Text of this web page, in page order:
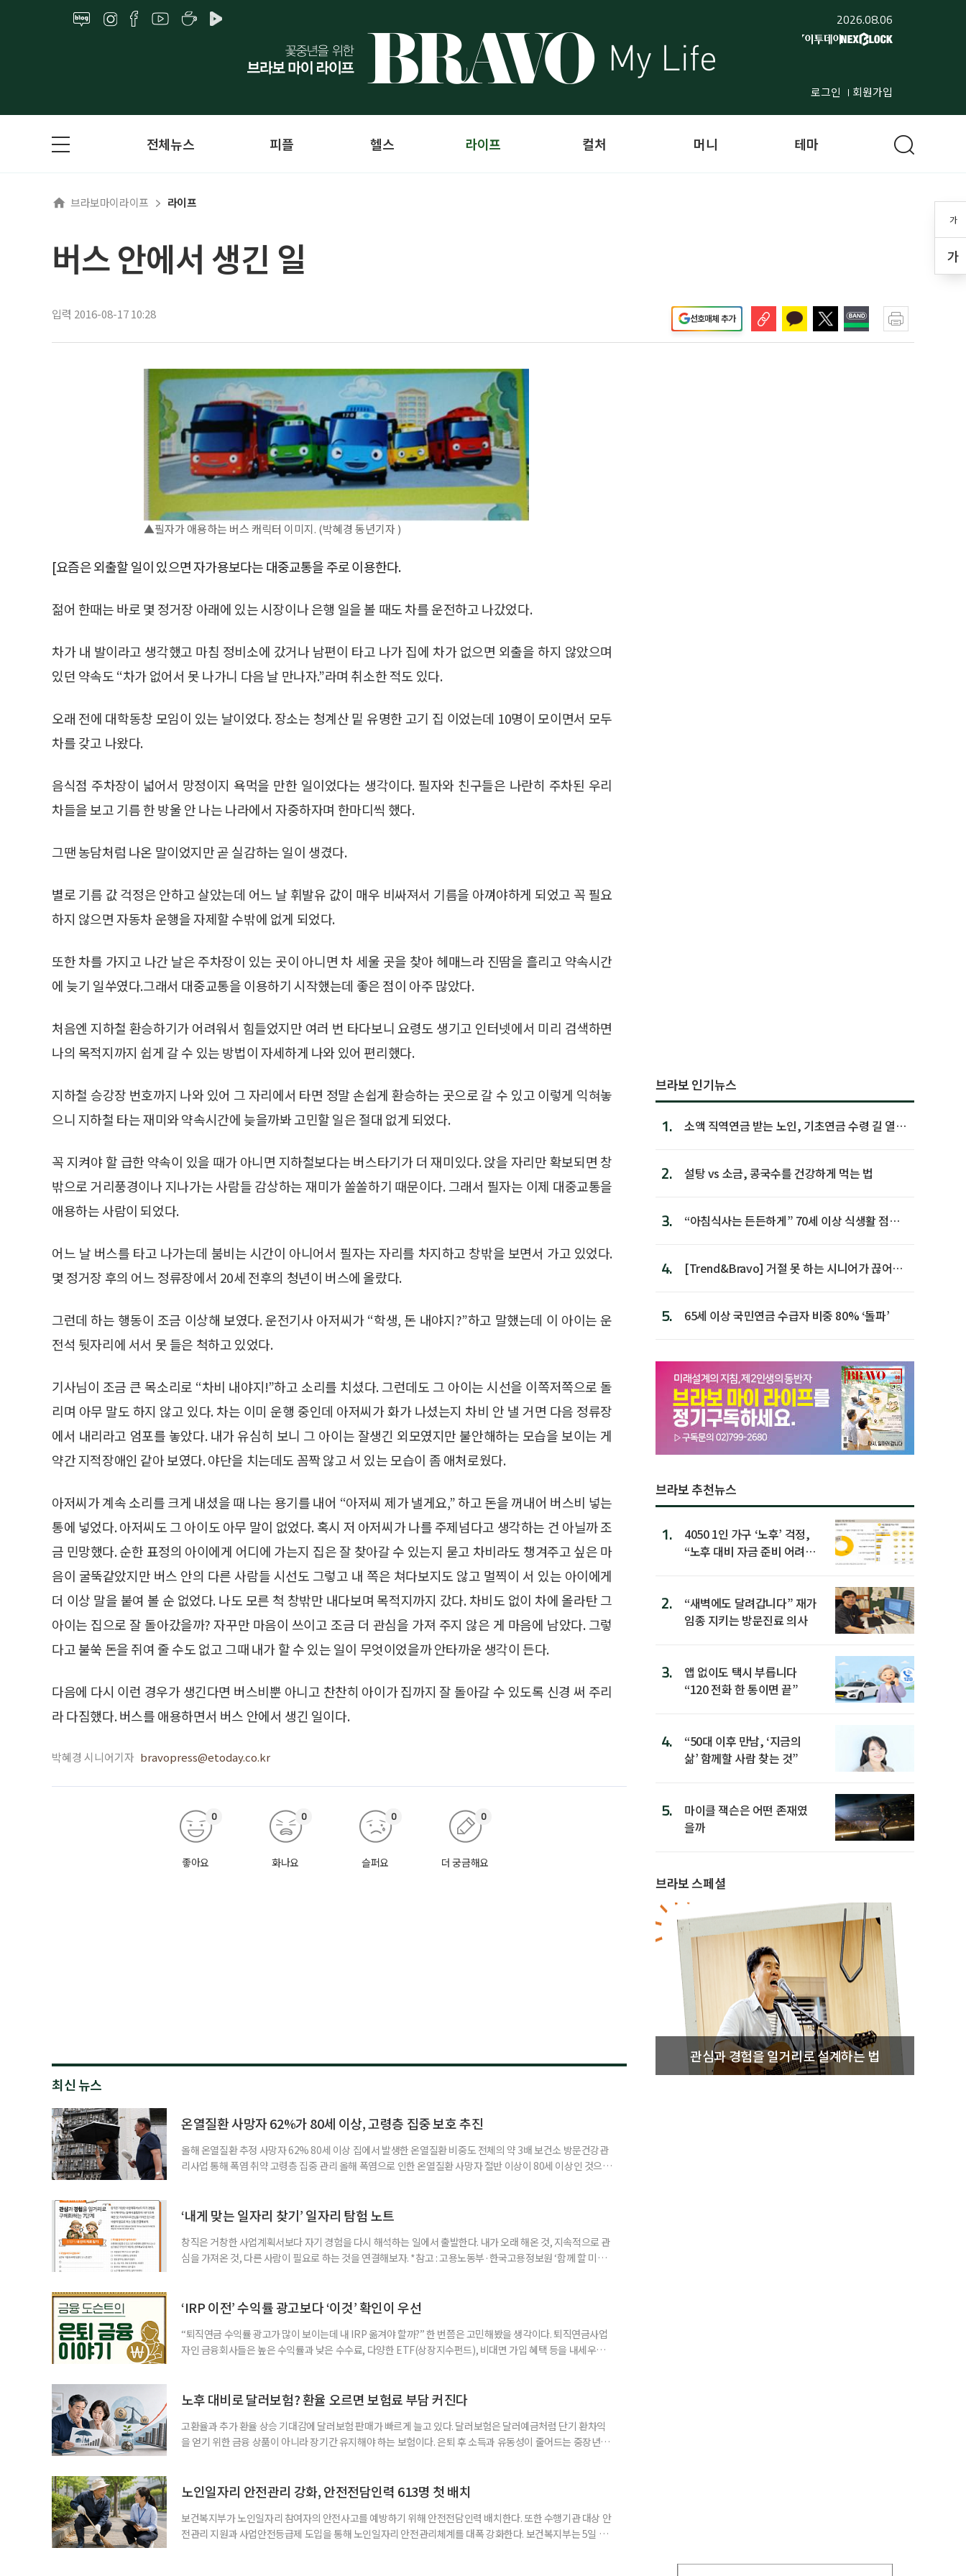
2026.08.06
로그인 회원가입
가
가
전체뉴스 피플 헬스 라이프 컬처 머니 테마
브라보마이라이프 라이프
버스 안에서 생긴 일
입력 2016-08-17 10:28 선호매체 추가
▲필자가 애용하는 버스 캐릭터 이미지. (박혜경 동년기자 )
[요즘은 외출할 일이 있으면 자가용보다는 대중교통을 주로 이용한다.
젊어 한때는 바로 몇 정거장 아래에 있는 시장이나 은행 일을 볼 때도 차를 운전하고 나갔었다.
차가 내 발이라고 생각했고 마침 정비소에 갔거나 남편이 타고 나가 집에 차가 없으면 외출을 하지 않았으며
있던 약속도 “차가 없어서 못 나가니 다음 날 만나자.”라며 취소한 적도 있다.
오래 전에 대학동창 모임이 있는 날이었다. 장소는 청계산 밑 유명한 고기 집 이었는데 10명이 모이면서 모두
차를 갖고 나왔다.
음식점 주차장이 넓어서 망정이지 욕먹을 만한 일이었다는 생각이다. 필자와 친구들은 나란히 주차된 우리
차들을 보고 기름 한 방울 안 나는 나라에서 자중하자며 한마디씩 했다.
그땐 농담처럼 나온 말이었지만 곧 실감하는 일이 생겼다.
별로 기름 값 걱정은 안하고 살았는데 어느 날 휘발유 값이 매우 비싸져서 기름을 아껴야하게 되었고 꼭 필요
하지 않으면 자동차 운행을 자제할 수밖에 없게 되었다.
또한 차를 가지고 나간 날은 주차장이 있는 곳이 아니면 차 세울 곳을 찾아 헤매느라 진땀을 흘리고 약속시간
에 늦기 일쑤였다.그래서 대중교통을 이용하기 시작했는데 좋은 점이 아주 많았다.
처음엔 지하철 환승하기가 어려워서 힘들었지만 여러 번 타다보니 요령도 생기고 인터넷에서 미리 검색하면
나의 목적지까지 쉽게 갈 수 있는 방법이 자세하게 나와 있어 편리했다.
지하철 승강장 번호까지 나와 있어 그 자리에서 타면 정말 손쉽게 환승하는 곳으로 갈 수 있고 이렇게 익혀놓
으니 지하철 타는 재미와 약속시간에 늦을까봐 고민할 일은 절대 없게 되었다.
꼭 지켜야 할 급한 약속이 있을 때가 아니면 지하철보다는 버스타기가 더 재미있다. 앉을 자리만 확보되면 창
밖으로 거리풍경이나 지나가는 사람들 감상하는 재미가 쏠쏠하기 때문이다. 그래서 필자는 이제 대중교통을
애용하는 사람이 되었다.
어느 날 버스를 타고 나가는데 붐비는 시간이 아니어서 필자는 자리를 차지하고 창밖을 보면서 가고 있었다.
몇 정거장 후의 어느 정류장에서 20세 전후의 청년이 버스에 올랐다.
그런데 하는 행동이 조금 이상해 보였다. 운전기사 아저씨가 “학생, 돈 내야지?”하고 말했는데 이 아이는 운
전석 뒷자리에 서서 못 들은 척하고 있었다.
기사님이 조금 큰 목소리로 “차비 내야지!”하고 소리를 치셨다. 그런데도 그 아이는 시선을 이쪽저쪽으로 돌
리며 아무 말도 하지 않고 있다. 차는 이미 운행 중인데 아저씨가 화가 나셨는지 차비 안 낼 거면 다음 정류장
에서 내리라고 엄포를 놓았다. 내가 유심히 보니 그 아이는 잘생긴 외모였지만 불안해하는 모습을 보이는 게
약간 지적장애인 같아 보였다. 야단을 치는데도 꼼짝 않고 서 있는 모습이 좀 애처로웠다.
아저씨가 계속 소리를 크게 내셨을 때 나는 용기를 내어 “아저씨 제가 낼게요,” 하고 돈을 꺼내어 버스비 넣는
통에 넣었다. 아저씨도 그 아이도 아무 말이 없었다. 혹시 저 아저씨가 나를 주제넘다고 생각하는 건 아닐까 조
금 민망했다. 순한 표정의 아이에게 어디에 가는지 집은 잘 찾아갈 수 있는지 묻고 차비라도 챙겨주고 싶은 마
음이 굴뚝같았지만 버스 안의 다른 사람들 시선도 그렇고 내 쪽은 쳐다보지도 않고 멀찍이 서 있는 아이에게
더 이상 말을 붙여 볼 순 없었다. 나도 모른 척 창밖만 내다보며 목적지까지 갔다. 차비도 없이 차에 올라탄 그
아이는 집으로 잘 돌아갔을까? 자꾸만 마음이 쓰이고 조금 더 관심을 가져 주지 않은 게 마음에 남았다. 그렇
다고 불쑥 돈을 쥐여 줄 수도 없고 그때 내가 할 수 있는 일이 무엇이었을까 안타까운 생각이 든다.
다음에 다시 이런 경우가 생긴다면 버스비뿐 아니고 찬찬히 아이가 집까지 잘 돌아갈 수 있도록 신경 써 주리
라 다짐했다. 버스를 애용하면서 버스 안에서 생긴 일이다.
박혜경 시니어기자 bravopress@etoday.co.kr
좋아요
0
화나요
0
슬퍼요
0
더 궁금해요
0
최신 뉴스
온열질환 사망자 62%가 80세 이상, 고령층 집중 보호 추진
올해 온열질환 추정 사망자 62% 80세 이상 집에서 발생한 온열질환 비중도 전체의 약 3배 보건소 방문건강관
리사업 통해 폭염 취약 고령층 집중 관리 올해 폭염으로 인한 온열질환 사망자 절반 이상이 80세 이상인 것으로
고령층은 825명(33.8%), 80세 이상은 300명(12.3%)으로 집계됐다. 연령별 환자 수
‘내게 맞는 일자리 찾기’ 일자리 탐험 노트
창직은 거창한 사업계획서보다 자기 경험을 다시 해석하는 일에서 출발한다. 내가 오래 해온 것, 지속적으로 관
심을 가져온 것, 다른 사람이 필요로 하는 것을 연결해보자. *참고 : 고용노동부·한국고용정보원 ‘함께 할 미래
2._______________ 3._______________ ▷ 그중 내가 직접 해볼 만
‘IRP 이전’ 수익률 광고보다 ‘이것’ 확인이 우선
“퇴직연금 수익률 광고가 많이 보이는데 내 IRP 옮겨야 할까?” 한 번쯤은 고민해봤을 생각이다. 퇴직연금사업
자인 금융회사들은 높은 수익률과 낮은 수수료, 다양한 ETF(상장지수펀드), 비대면 가입 혜택 등을 내세우며
사들이 내세우는 퇴직연금 수익률은 눈에 잘 들어온다. 하지만 수익률 숫자는 기준에 따라달라질 수 있다.
노후 대비로 달러보험? 환율 오르면 보험료 부담 커진다
고환율과 추가 환율 상승 기대감에 달러보험 판매가 빠르게 늘고 있다. 달러보험은 달러예금처럼 단기 환차익
을 얻기 위한 금융 상품이 아니라 장기간 유지해야 하는 보험이다. 은퇴 후 소득과 유동성이 줄어드는 중장년층
집계됐다. 전년 동기 판매량인 2만2000건의 두 배를 웃도는 수준이다. 달러보험은 보험료를 달러로 내고
노인일자리 안전관리 강화, 안전전담인력 613명 첫 배치
보건복지부가 노인일자리 참여자의 안전사고를 예방하기 위해 안전전담인력 배치한다. 또한 수행기관 대상 안
전관리 지원과 사업안전등급제 도입을 통해 노인일자리 안전관리체계를 대폭 강화한다. 보건복지부는 5일 노
브라보 인기뉴스
1.
소액 직역연금 받는 노인, 기초연금 수령 길 열린
2. 설탕 vs 소금, 콩국수를 건강하게 먹는 법
3.
“아침식사는 든든하게” 70세 이상 식생활 점수
4.
[Trend&Bravo] 거절 못 하는 시니어가 끊어야
5. 65세 이상 국민연금 수급자 비중 80% ‘돌파’
브라보 추천뉴스
1.
4050 1인 가구 ‘노후’ 걱정,
“노후 대비 자금 준비 어려
2.
“새벽에도 달려갑니다” 재가
임종 지키는 방문진료 의사
3.
앱 없이도 택시 부릅니다
“120 전화 한 통이면 끝”
4.
“50대 이후 만남, ‘지금의
삶’ 함께할 사람 찾는 것”
5.
마이클 잭슨은 어떤 존재였
을까
브라보 스페셜
관심과 경험을 일거리로 설계하는 법